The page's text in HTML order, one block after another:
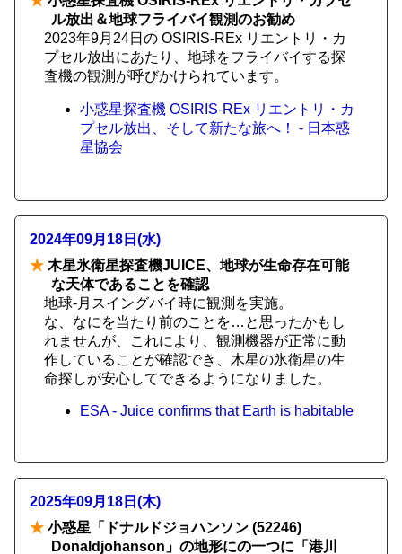
ル放出＆地球フライバイ観測のお勧め
2023年9月24日の OSIRIS-REx リエントリ・カ
プセル放出にあたり、地球をフライバイする探
査機の観測が呼びかけられています。
小惑星探査機 OSIRIS-REx リエントリ・カ
プセル放出、そして新たな旅へ！ - 日本惑
星協会
2024年09月18日(水)
★ 木星氷衛星探査機JUICE、地球が生命存在可能
な天体であることを確認
地球-月スイングバイ時に観測を実施。
な、なにを当たり前のことを…と思ったかもし
れませんが、これにより、観測機器が正常に動
作していることが確認でき、木星の氷衛星の生
命探しが安心してできるようになりました。
ESA - Juice confirms that Earth is habitable
2025年09月18日(木)
★ 小惑星「ドナルドジョハンソン (52246)
Donaldjohanson」の地形にの一つに「港川